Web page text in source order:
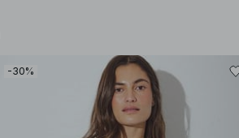
-30%